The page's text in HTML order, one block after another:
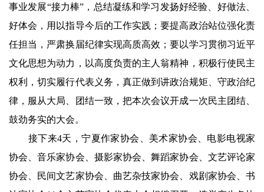
事业发展“接力棒”，总结凝练和学习发扬好经验、好做法、
好体会，用以指导今后的工作实践；要提高政治站位强化责
任担当，严肃换届纪律实现高质高效；要以学习贯彻习近平
文化思想为动力，以高度负责的主人翁精神，积极行使民主
权利，切实履行代表义务，真正做到讲政治规矩、守政治纪
律，服从大局、团结一致，把本次会议开成一次民主团结、
鼓劲务实的大会。
接下来4天，宁夏作家协会、美术家协会、电影电视家
协会、音乐家协会、摄影家协会、舞蹈家协会、文艺评论家
协会、民间文艺家协会、曲艺杂技家协会、戏剧家协会、书